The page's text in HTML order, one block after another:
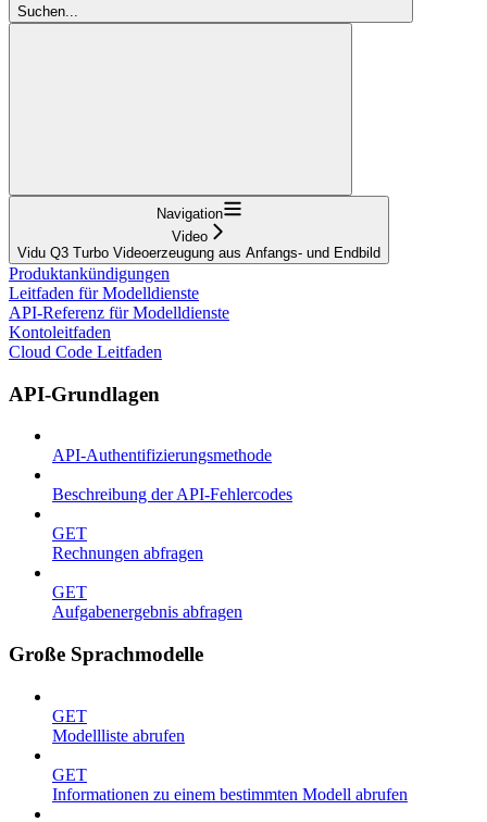
Suchen...
Navigation
Video
Vidu Q3 Turbo Videoerzeugung aus Anfangs- und Endbild
Produktankündigungen
Leitfaden für Modelldienste
API-Referenz für Modelldienste
Kontoleitfaden
Cloud Code Leitfaden
API-Grundlagen
API-Authentifizierungsmethode
Beschreibung der API-Fehlercodes
GET
Rechnungen abfragen
GET
Aufgabenergebnis abfragen
Große Sprachmodelle
GET
Modellliste abrufen
GET
Informationen zu einem bestimmten Modell abrufen